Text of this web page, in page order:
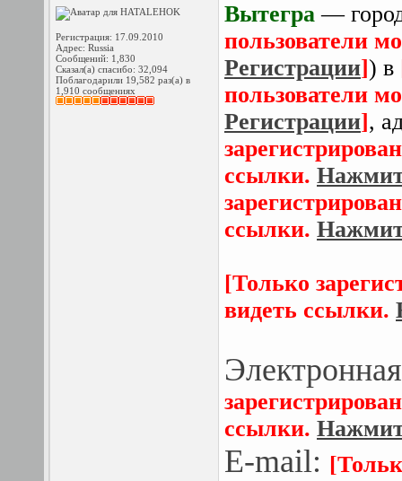
Регистрация: 17.09.2010
Адрес: Russia
Сообщений: 1,830
Сказал(а) спасибо: 32,094
Поблагодарили 19,582 раз(а) в
1,910 сообщениях
Вытегра —
пользователи
Регистрации]) в
пользователи
Регистрации],
ссылки.
ссылки.
[Только
видеть ссылки.
ссылки.
E-mail: